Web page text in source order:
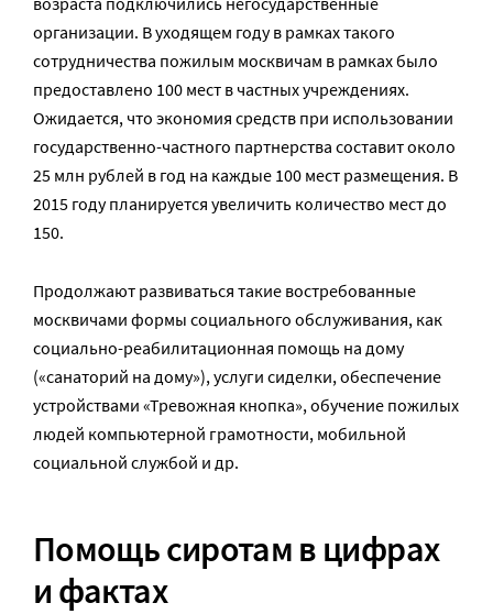
организации. В уходящем году в рамках такого
сотрудничества пожилым москвичам в рамках было
предоставлено 100 мест в частных учреждениях.
Ожидается, что экономия средств при использовании
государственно-частного партнерства составит около
25 млн рублей в год на каждые 100 мест размещения. В
2015 году планируется увеличить количество мест до
150.
Продолжают развиваться такие востребованные
москвичами формы социального обслуживания, как
социально-реабилитационная помощь на дому
(«санаторий на дому»), услуги сиделки, обеспечение
устройствами «Тревожная кнопка», обучение пожилых
людей компьютерной грамотности, мобильной
социальной службой и др.
Помощь сиротам в цифрах
и фактах